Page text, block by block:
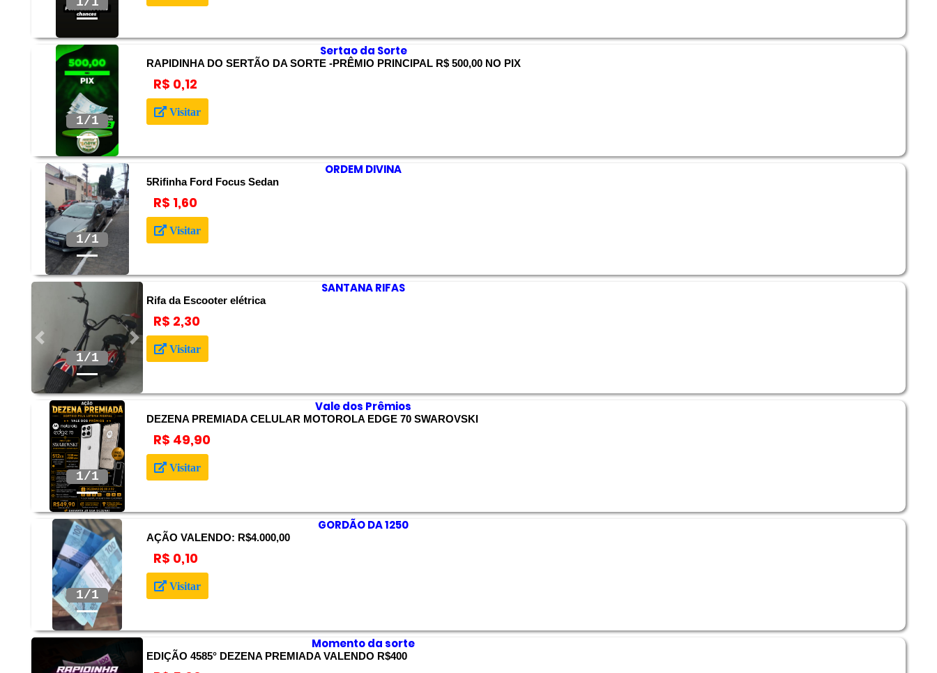
Anterior Próximo
Sertao da Sorte
RAPIDINHA DO SERTÃO DA SORTE -PRÊMIO PRINCIPAL R$ 500,00 NO PIX
R$ 0,12
Visitar
Anterior Próximo
ORDEM DIVINA
5Rifinha Ford Focus Sedan
R$ 1,60
Visitar
Anterior Próximo
SANTANA RIFAS
Rifa da Escooter elétrica
R$ 2,30
Visitar
Anterior Próximo
Vale dos Prêmios
DEZENA PREMIADA CELULAR MOTOROLA EDGE 70 SWAROVSKI
R$ 49,90
Visitar
Anterior Próximo
GORDÃO DA 1250
AÇÃO VALENDO: R$4.000,00
R$ 0,10
Visitar
Momento da sorte
EDIÇÃO 4585° DEZENA PREMIADA VALENDO R$400